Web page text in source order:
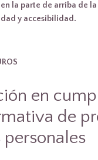
la parte de arriba de
y accesibilidad.
en
de